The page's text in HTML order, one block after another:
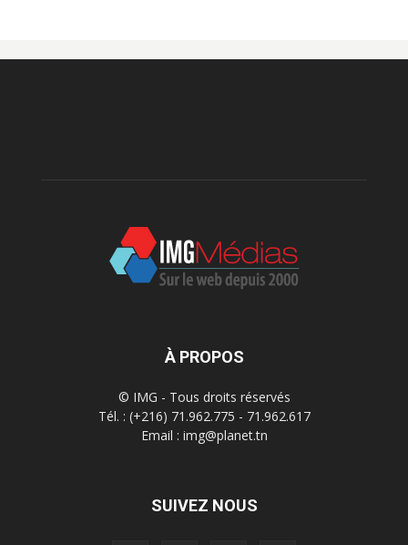
À PROPOS
© IMG - Tous droits réservés
Tél. : (+216) 71.962.775 - 71.962.617
Email : img@planet.tn
SUIVEZ NOUS